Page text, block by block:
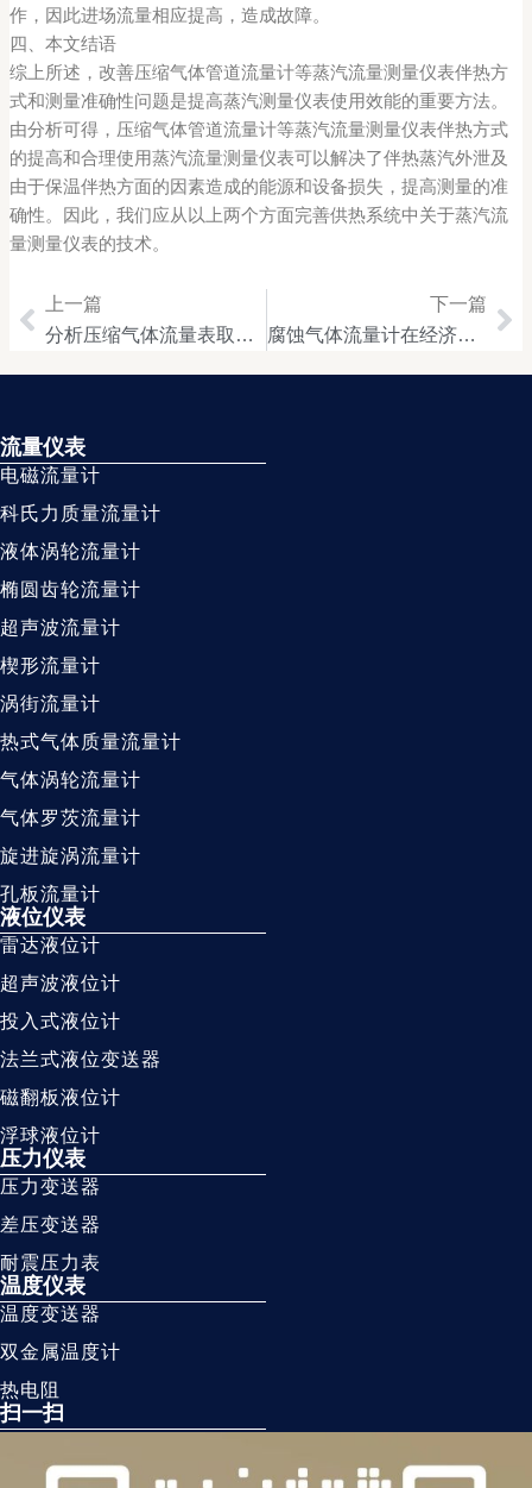
作，因此进场流量相应提高，造成故障。
四、本文结语
综上所述，改善压缩气体管道流量计等蒸汽流量测量仪表伴热方
式和测量准确性问题是提高蒸汽测量仪表使用效能的重要方法。
由分析可得，压缩气体管道流量计等蒸汽流量测量仪表伴热方式
的提高和合理使用蒸汽流量测量仪表可以解决了伴热蒸汽外泄及
由于保温伴热方面的因素造成的能源和设备损失，提高测量的准
确性。因此，我们应从以上两个方面完善供热系统中关于蒸汽流
量测量仪表的技术。
Prev
上一篇
分析压缩气体流量表取压方式对检定结果的影响及优化措施
下一篇
腐蚀气体流量计在经济效益方面有哪些好处
流量仪表
电磁流量计
科氏力质量流量计
液体涡轮流量计
椭圆齿轮流量计
超声波流量计
楔形流量计
涡街流量计
热式气体质量流量计
气体涡轮流量计
气体罗茨流量计
旋进旋涡流量计
孔板流量计
液位仪表
雷达液位计
超声波液位计
投入式液位计
法兰式液位变送器
磁翻板液位计
浮球液位计
压力仪表
压力变送器
差压变送器
耐震压力表
温度仪表
温度变送器
双金属温度计
热电阻
扫一扫